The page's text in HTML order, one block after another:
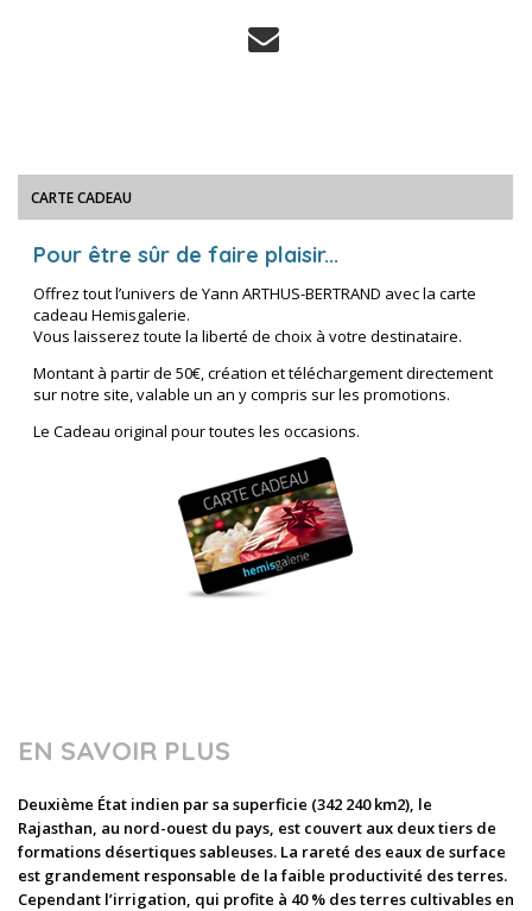
CARTE CADEAU
Pour être sûr de faire plaisir...
Offrez tout l’univers de Yann ARTHUS-BERTRAND avec la carte
cadeau Hemisgalerie.
Vous laisserez toute la liberté de choix à votre destinataire.
Montant à partir de 50€, création et téléchargement directement
sur notre site, valable un an y compris sur les promotions.
Le Cadeau original pour toutes les occasions.
EN SAVOIR PLUS
Deuxième État indien par sa superficie (342 240 km2), le
Rajasthan, au nord-ouest du pays, est couvert aux deux tiers de
formations désertiques sableuses. La rareté des eaux de surface
est grandement responsable de la faible productivité des terres.
Cependant l’irrigation, qui profite à 40 % des terres cultivables en